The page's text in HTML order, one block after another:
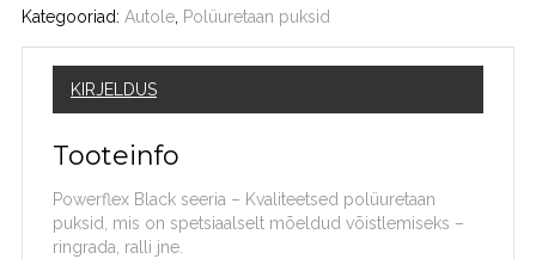
Kategooriad: Autole Polüuretaan puksid
KIRJELDUS
Tooteinfo
Powerflex Black seeria – Kvaliteetsed polüuretaan
puksid, mis on spetsiaalselt mõeldud võistlemiseks –
ringrada, ralli jne.